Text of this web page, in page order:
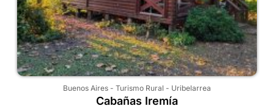
Buenos Aires - Turismo Rural - Uribelarrea
Cabañas Iremía